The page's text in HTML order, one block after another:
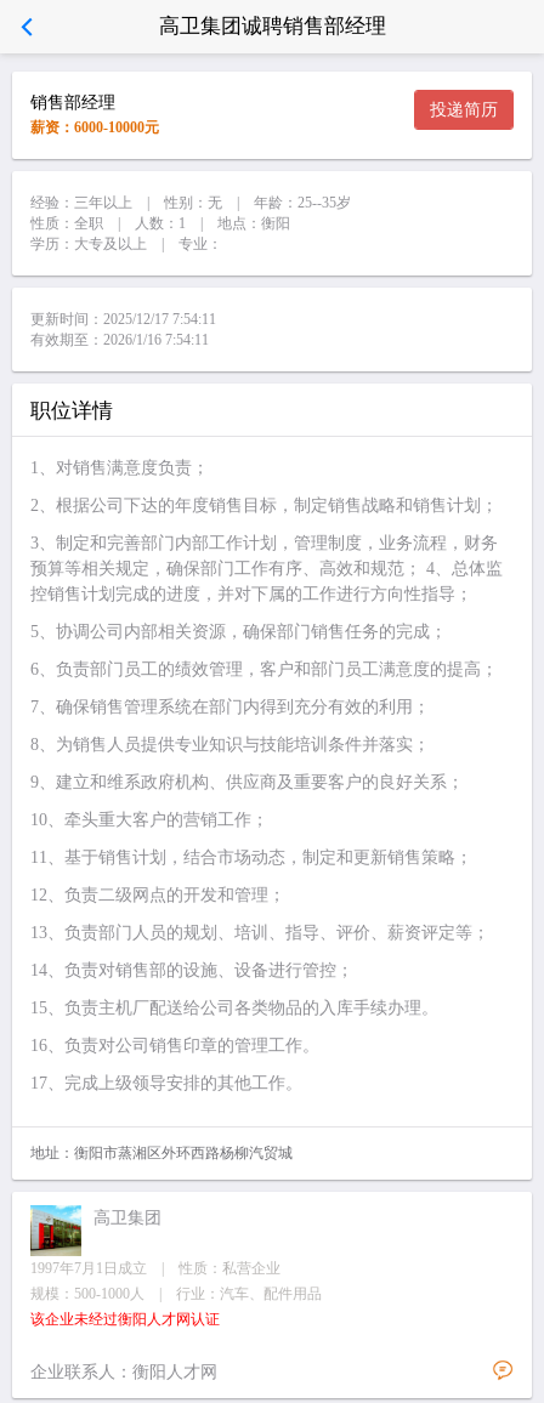
高卫集团诚聘销售部经理
销售部经理 投递简历
薪资：6000-10000元
经验：三年以上 | 性别：无 | 年龄：25--35岁
性质：全职 | 人数：1 | 地点：衡阳
学历：大专及以上 | 专业：
更新时间：2025/12/17 7:54:11
有效期至：2026/1/16 7:54:11
职位详情
1、对销售满意度负责；
2、根据公司下达的年度销售目标，制定销售战略和销售计划；
3、制定和完善部门内部工作计划，管理制度，业务流程，财务
预算等相关规定，确保部门工作有序、高效和规范； 4、总体监
控销售计划完成的进度，并对下属的工作进行方向性指导；
5、协调公司内部相关资源，确保部门销售任务的完成；
6、负责部门员工的绩效管理，客户和部门员工满意度的提高；
7、确保销售管理系统在部门内得到充分有效的利用；
8、为销售人员提供专业知识与技能培训条件并落实；
9、建立和维系政府机构、供应商及重要客户的良好关系；
10、牵头重大客户的营销工作；
11、基于销售计划，结合市场动态，制定和更新销售策略；
12、负责二级网点的开发和管理；
13、负责部门人员的规划、培训、指导、评价、薪资评定等；
14、负责对销售部的设施、设备进行管控；
15、负责主机厂配送给公司各类物品的入库手续办理。
16、负责对公司销售印章的管理工作。
17、完成上级领导安排的其他工作。
地址：衡阳市蒸湘区外环西路杨柳汽贸城
高卫集团
1997年7月1日成立 | 性质：私营企业
规模：500-1000人 | 行业：汽车、配件用品
该企业未经过衡阳人才网认证
企业联系人：衡阳人才网